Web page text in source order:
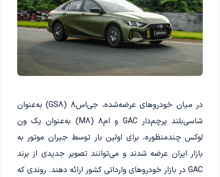
در میان خودروهای عرضه‌شده، جی‌اس‌۸ (GS8) به‌عنوان
شاسی‌بلند پرچم‌دار GAC و ام‌۸ (M8) به‌عنوان یک ون
لوکس چندمنظوره، برای اولین بار توسط جیران موتور به
بازار ایران عرضه شدند و می‌توانند تصویر جدیدی از برند
GAC در بازار خودروهای وارداتی کشور ارائه دهند. روندی که